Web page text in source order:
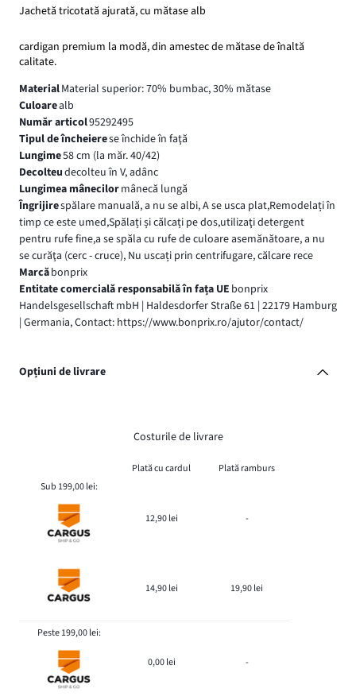
Jachetă tricotată ajurată, cu mătase alb
cardigan premium la modă, din amestec de mătase de înaltă
calitate.
MaterialMaterial superior: 70% bumbac, 30% mătase
Culoarealb
Număr articol95292495
Tipul de încheierese închide în faţă
Lungime58 cm (la măr. 40/42)
Decolteudecolteu în V, adânc
Lungimea mânecilormânecă lungă
Îngrijirespălare manuală, a nu se albi, A se usca plat,Remodelați în
timp ce este umed,Spălați și călcați pe dos,utilizaţi detergent
pentru rufe fine,a se spăla cu rufe de culoare asemănătoare, a nu
se curăţa (cerc - cruce), Nu uscați prin centrifugare, călcare rece
Marcăbonprix
Entitate comercială responsabilă în fața UE bonprix
Handelsgesellschaft mbH | Haldesdorfer Straße 61 | 22179 Hamburg
| Germania, Contact: https://www.bonprix.ro/ajutor/contact/
Opțiuni de livrare
Costurile de livrare
Plată cu cardul
Plată ramburs
Sub 199,00 lei:
12,90 lei -
14,90 lei 19,90 lei
Peste 199,00 lei:
0,00 lei -